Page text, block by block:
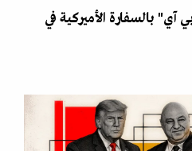
آي" بالسفارة الأميركية في